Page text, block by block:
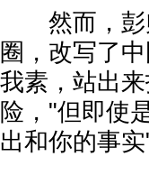
然而，彭
圈，改写了
我素，站出
险，"但即使
出和你的事实"